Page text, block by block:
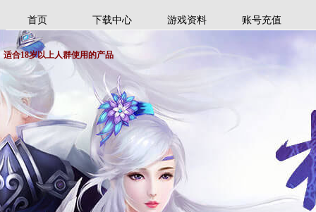
首页 下载中心 游戏资料 账号充值
适合18岁以上人群使用的产品